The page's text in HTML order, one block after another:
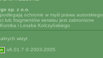
sp. z o.o.
ochronie w myśl prawa autorskiego
lub fragmentów serwisu jest zabronione
i Leszka Kolczyńskiego
wizyt
v6.01.7 © 2003-2005